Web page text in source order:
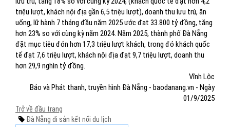
triệu lượt, khách nội địa gần 6,5 triệu lượt), doanh thu lưu trú, ăn
uống, lữ hành 7 tháng đầu năm 2025 ước đạt 33.800 tỷ đồng, tăng
hơn 23% so với cùng kỳ năm 2024. Năm 2025, thành phố Đà Nẵng
đặt mục tiêu đón hơn 17,3 triệu lượt khách, trong đó khách quốc
tế đạt 7,6 triệu lượt, khách nội địa đạt 9,7 triệu lượt, doanh thu
hơn 29,9 nghìn tỷ đồng.
Vĩnh Lộc
Báo và Phát thanh, truyền hình Đà Nẵng - baodanang.vn - Ngày
01/9/2025
Trở về đầu trang
Đà Nẵng di sản kết nối du lịch